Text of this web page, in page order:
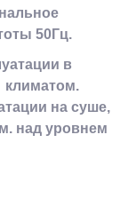
50Гц.
в
на суше,
над уровнем